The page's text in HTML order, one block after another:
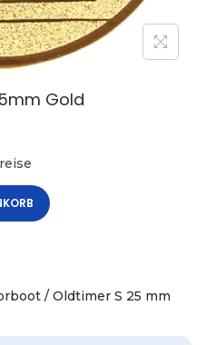
Gold
/ Oldtimer S 25 mm